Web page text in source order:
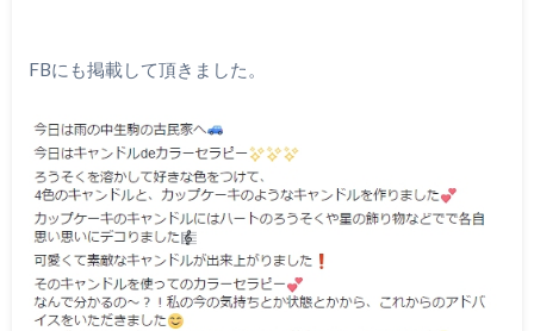
FBにも掲載して頂きました。